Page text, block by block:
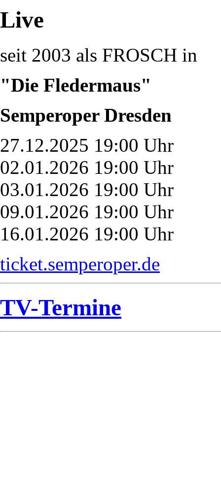
Live
seit 2003 als FROSCH in
"Die Fledermaus"
Semperoper Dresden
27.12.2025 19:00 Uhr
02.01.2026 19:00 Uhr
03.01.2026 19:00 Uhr
09.01.2026 19:00 Uhr
16.01.2026 19:00 Uhr
ticket.semperoper.de
TV-Termine